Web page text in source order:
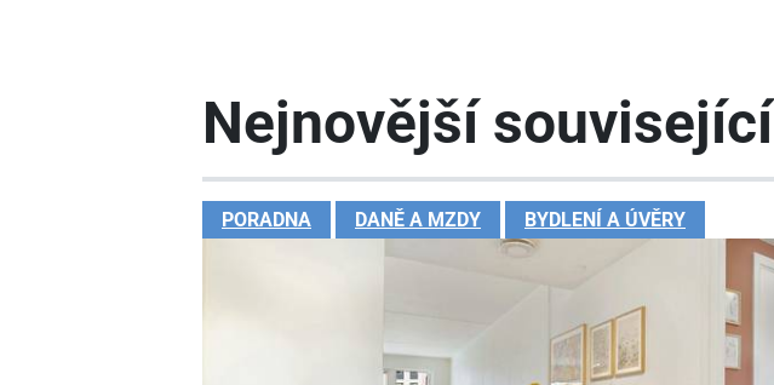
Nejnovější související
PORADNA DANĚ A MZDY BYDLENÍ A ÚVĚRY